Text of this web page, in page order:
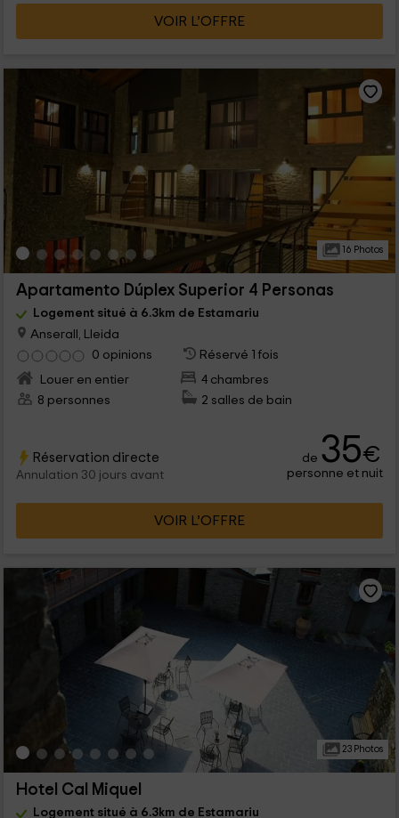
VOIR L’OFFRE
16 Photos
Apartamento Dúplex Superior 4 Personas
Logement situé à 6.3km de Estamariu
Anserall, Lleida
0 opinions
Réservé 1 fois
Louer en entier
4 chambres
8 personnes
2 salles de bain
Réservation directe
Annulation 30 jours avant
de 35€
personne et nuit
VOIR L’OFFRE
23 Photos
Hotel Cal Miquel
Logement situé à 6.3km de Estamariu